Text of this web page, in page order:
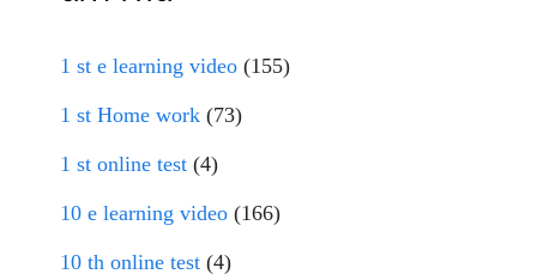
1 st e learning video (155)
1 st Home work (73)
1 st online test (4)
10 e learning video (166)
10 th online test (4)